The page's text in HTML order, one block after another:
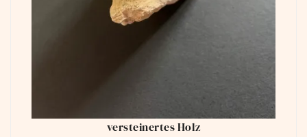
versteinertes Holz